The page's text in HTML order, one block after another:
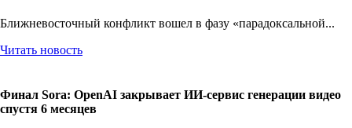
Ближневосточный конфликт вошел в фазу «парадоксальной...
Читать новость
Финал Sora: OpenAI закрывает ИИ-сервис генерации видео
спустя 6 месяцев